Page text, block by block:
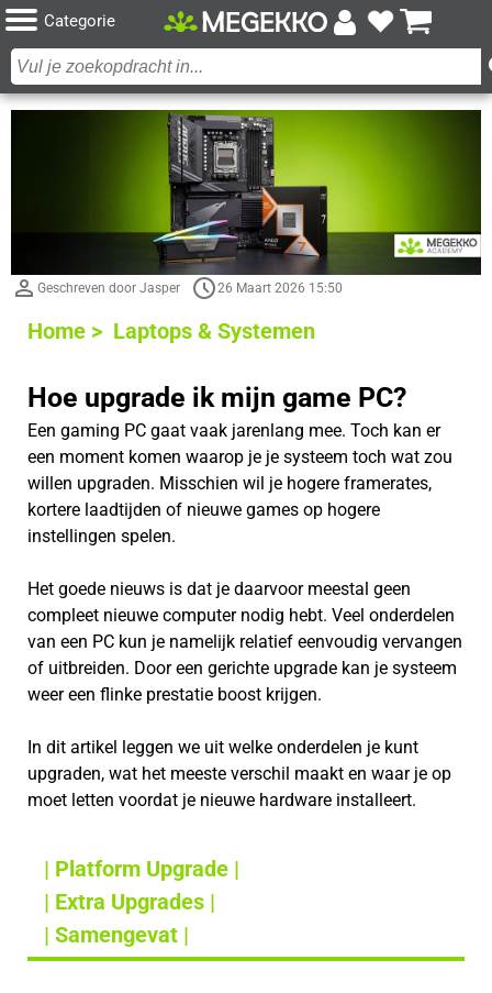
Categorie
Geschreven door Jasper 26 Maart 2026 15:50
Home > Laptops & Systemen
Hoe upgrade ik mijn game PC?
Een gaming PC gaat vaak jarenlang mee. Toch kan er
een moment komen waarop je je systeem toch wat zou
willen upgraden. Misschien wil je hogere framerates,
kortere laadtijden of nieuwe games op hogere
instellingen spelen.
Het goede nieuws is dat je daarvoor meestal geen
compleet nieuwe computer nodig hebt. Veel onderdelen
van een PC kun je namelijk relatief eenvoudig vervangen
of uitbreiden. Door een gerichte upgrade kan je systeem
weer een flinke prestatie boost krijgen.
In dit artikel leggen we uit welke onderdelen je kunt
upgraden, wat het meeste verschil maakt en waar je op
moet letten voordat je nieuwe hardware installeert.
| Platform Upgrade |
| Extra Upgrades |
| Samengevat |